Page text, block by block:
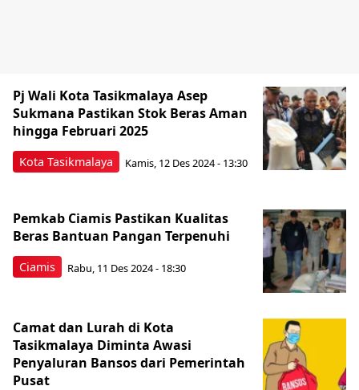
Kota Tasikmalaya
Pj Wali Kota Tasikmalaya Asep
Sukmana Pastikan Stok Beras Aman
hingga Februari 2025
Kamis, 12 Des 2024 - 13:30
Ciamis
Pemkab Ciamis Pastikan Kualitas
Beras Bantuan Pangan Terpenuhi
Rabu, 11 Des 2024 - 18:30
Camat dan Lurah di Kota
Tasikmalaya Diminta Awasi
Penyaluran Bansos dari Pemerintah
Pusat